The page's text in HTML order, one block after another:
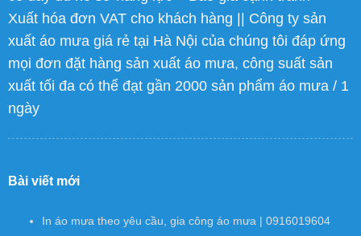
Xuất hóa đơn VAT cho khách hàng || Công ty sản
xuất áo mưa giá rẻ tại Hà Nội của chúng tôi đáp ứng
mọi đơn đặt hàng sản xuất áo mưa, công suất sản
xuất tối đa có thể đạt gần 2000 sản phẩm áo mưa / 1
ngày
Bài viết mới
In áo mưa theo yêu cầu, gia công áo mưa | 0916019604